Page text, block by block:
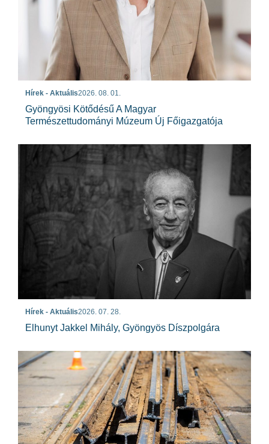
Hírek - Aktuális2026. 08. 01.
Gyöngyösi Kötődésű A Magyar
Természettudományi Múzeum Új Főigazgatója
Hírek - Aktuális2026. 07. 28.
Elhunyt Jakkel Mihály, Gyöngyös Díszpolgára